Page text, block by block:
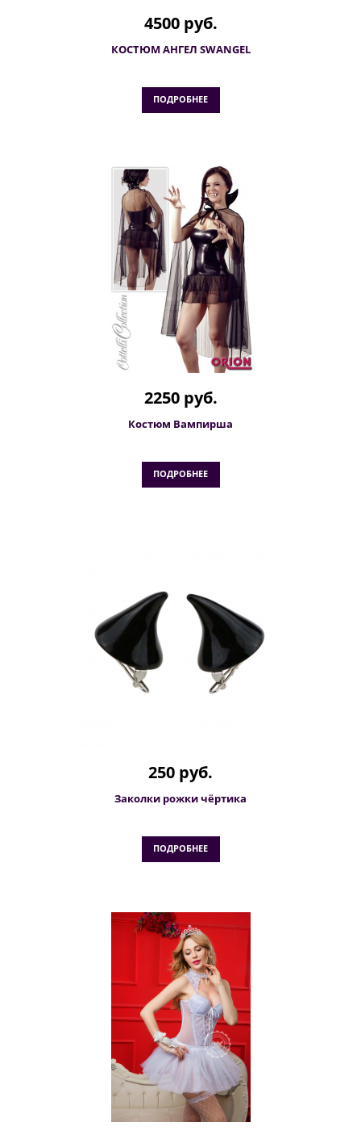
4500 руб.
КОСТЮМ АНГЕЛ SWANGEL
ПОДРОБНЕЕ
2250 руб.
Костюм Вампирша
ПОДРОБНЕЕ
250 руб.
Заколки рожки чёртика
ПОДРОБНЕЕ